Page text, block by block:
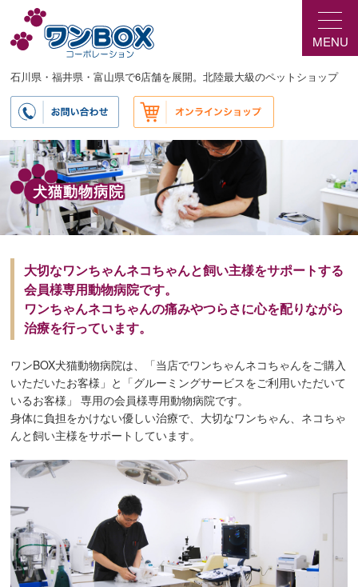
ン
ン
ツ
へ
移
MENU
石川県・福井県・富山県で6店舗を展開。北陸最大級のペットショップ
犬猫動物病院
大切なワンちゃんネコちゃんと飼い主様をサポートする
会員様専用動物病院です。
ワンちゃんネコちゃんの痛みやつらさに心を配りながら
治療を行っています。
ワンBOX犬猫動物病院は、「当店でワンちゃんネコちゃんをご購入
いただいたお客様」と「グルーミングサービスをご利用いただいて
いるお客様」 専用の会員様専用動物病院です。
身体に負担をかけない優しい治療で、大切なワンちゃん、ネコちゃ
んと飼い主様をサポートしています。